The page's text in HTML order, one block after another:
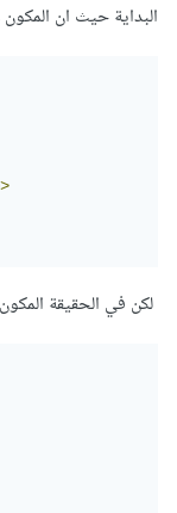
البداية حيث ان المكون
>
لكن في الحقيقة